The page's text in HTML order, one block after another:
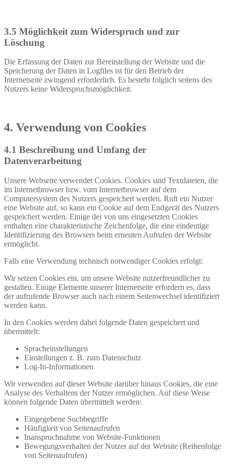
3.5 Möglichkeit zum Widerspruch und zur
Löschung
Die Erfassung der Daten zur Bereitstellung der Website und die
Speicherung der Daten in Logfiles ist für den Betrieb der
Internetseite zwingend erforderlich. Es besteht folglich seitens des
Nutzers keine Widerspruchsmöglichkeit.
4. Verwendung von Cookies
4.1 Beschreibung und Umfang der
Datenverarbeitung
Unsere Webseite verwendet Cookies. Cookies sind Textdateien, die
im Internetbrowser bzw. vom Internetbrowser auf dem
Computersystem des Nutzers gespeichert werden. Ruft ein Nutzer
eine Website auf, so kann ein Cookie auf dem Endgerät des Nutzers
gespeichert werden. Einige der von uns eingesetzten Cookies
enthalten eine charakteristische Zeichenfolge, die eine eindeutige
Identifizierung des Browsers beim erneuten Aufrufen der Website
ermöglicht.
Falls eine Verwendung technisch notwendiger Cookies erfolgt:
Wir setzen Cookies ein, um unsere Website nutzerfreundlicher zu
gestalten. Einige Elemente unserer Internetseite erfordern es, dass
der aufrufende Browser auch nach einem Seitenwechsel identifiziert
werden kann.
In den Cookies werden dabei folgende Daten gespeichert und
übermittelt:
Spracheinstellungen
Einstellungen z. B. zum Datenschutz
Log-In-Informationen
Wir verwenden auf dieser Website darüber hinaus Cookies, die eine
Analyse des Verhaltens der Nutzer ermöglichen. Auf diese Weise
können folgende Daten übermittelt werden:
Eingegebene Suchbegriffe
Häufigkeit von Seitenaufrufen
Inanspruchnahme von Website-Funktionen
Bewegungsverhalten der Nutzer auf der Website (Reihenfolge
von Seitenaufrufen)